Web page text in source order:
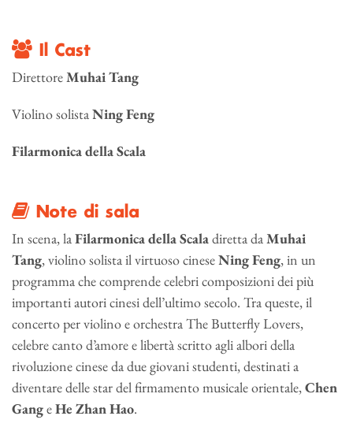
Il Cast
DirettoreMuhai Tang
Violino solistaNing Feng
Filarmonica della Scala
Note di sala
In scena, laFilarmonica della Scaladiretta daMuhai
Tang, violino solista il virtuoso cineseNing Feng, in un
programma che comprende celebri composizioni dei più
importanti autori cinesi dell’ultimo secolo. Tra queste, il
concerto per violino e orchestra The Butterfly Lovers,
celebre canto d’amore e libertà scritto agli albori della
rivoluzione cinese da due giovani studenti, destinati a
diventare delle star del firmamento musicale orientale,Chen
GangeHe Zhan Hao.